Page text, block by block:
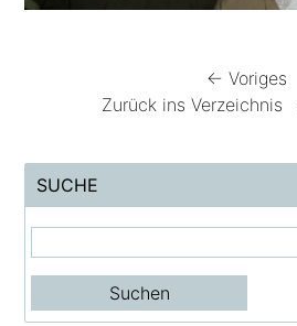
← Voriges
Zurück ins Verzeichnis
SUCHE